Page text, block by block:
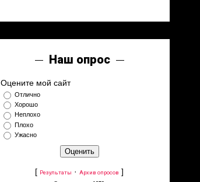
Наш опрос
Оцените мой сайт
Отлично
Хорошо
Неплохо
Плохо
Ужасно
[ Результаты · Архив опросов ]